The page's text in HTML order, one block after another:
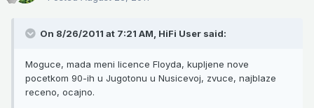
On 8/26/2011 at 7:21 AM, HiFi User said:
Moguce, mada meni licence Floyda, kupljene nove
pocetkom 90-ih u Jugotonu u Nusicevoj, zvuce, najblaze
receno, ocajno.